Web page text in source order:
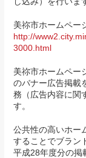
美祢市ホームペー
http://
3000.html
美祢市ホームペー
のバナー広告掲載
務（広告内容に関
す。
公共性の高いホー
することでブラン
平成28年度分の掲